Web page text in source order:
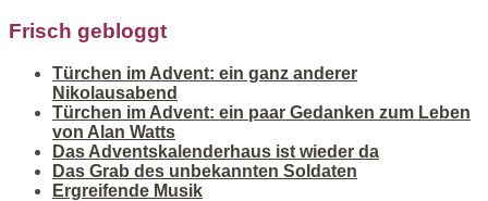
Frisch gebloggt
Türchen im Advent: ein ganz anderer
Nikolausabend
Türchen im Advent: ein paar Gedanken zum Leben
von Alan Watts
Das Adventskalenderhaus ist wieder da
Das Grab des unbekannten Soldaten
Ergreifende Musik